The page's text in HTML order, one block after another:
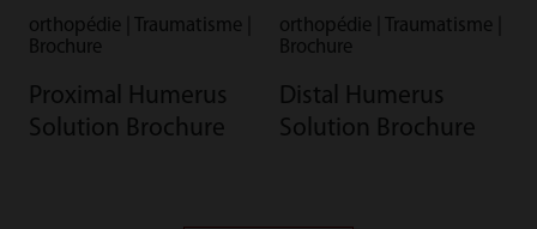
orthopédie | Traumatisme |
Brochure
Proximal Humerus
Solution Brochure
orthopédie | Traumatisme |
Brochure
Distal Humerus
Solution Brochure